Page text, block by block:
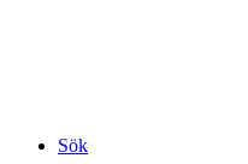
Sök